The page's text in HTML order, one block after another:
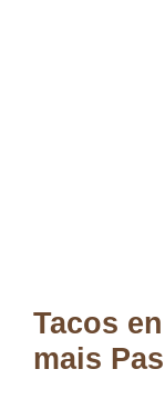
Tacos
mais